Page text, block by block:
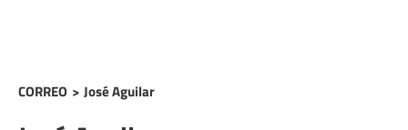
CORREO > José Aguilar